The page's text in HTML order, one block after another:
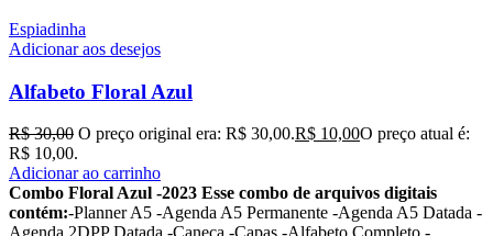
Espiadinha
Adicionar aos desejos
Alfabeto Floral Azul
R$30,00 O preço original era: R$ 30,00.R$ 10,00O preço atual é:
R$ 10,00.
Adicionar ao carrinho
Combo Floral Azul -2023 Esse combo de arquivos digitais
contém:-Planner A5 -Agenda A5 Permanente -Agenda A5 Datada -